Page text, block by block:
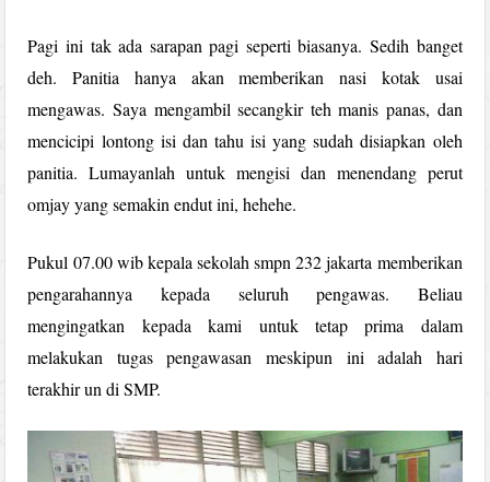
Pagi ini tak ada sarapan pagi seperti biasanya. Sedih banget
deh. Panitia hanya akan memberikan nasi kotak usai
mengawas. Saya mengambil secangkir teh manis panas, dan
mencicipi lontong isi dan tahu isi yang sudah disiapkan oleh
panitia. Lumayanlah untuk mengisi dan menendang perut
omjay yang semakin endut ini, hehehe.
Pukul 07.00 wib kepala sekolah smpn 232 jakarta memberikan
pengarahannya kepada seluruh pengawas. Beliau
mengingatkan kepada kami untuk tetap prima dalam
melakukan tugas pengawasan meskipun ini adalah hari
terakhir un di SMP.